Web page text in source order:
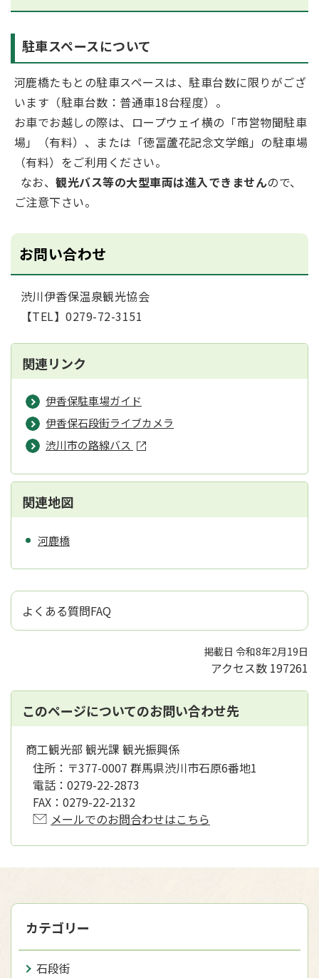
駐車スペースについて
河鹿橋たもとの駐車スペースは、駐車台数に限りがござ
います（駐車台数：普通車18台程度）。
お車でお越しの際は、ロープウェイ横の「市営物聞駐車
場」（有料）、または「徳冨蘆花記念文学館」の駐車場
（有料）をご利用ください。
なお、観光バス等の大型車両は進入できませんので、
ご注意下さい。
お問い合わせ
渋川伊香保温泉観光協会
【TEL】0279-72-3151
関連リンク
伊香保駐車場ガイド
伊香保石段街ライブカメラ
渋川市の路線バス
関連地図
河鹿橋
よくある質問FAQ
掲載日 令和8年2月19日
アクセス数 197261
このページについてのお問い合わせ先
商工観光部 観光課 観光振興係
住所： 〒377-0007 群馬県渋川市石原6番地1
電話： 0279-22-2873
FAX： 0279-22-2132
メールでのお問合わせはこちら
カテゴリー
石段街